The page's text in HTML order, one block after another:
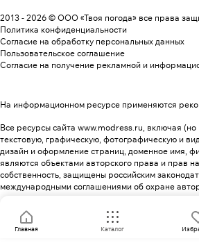
2013 - 2026 © ООО «Твоя погода» все права
Политика конфиденциальности
Согласие на обработку персональных данных
Пользовательское соглашение
Согласие на получение рекламной и
На информационном ресурсе применяются
Все ресурсы сайта www.modress.ru, включая (но
текстовую, графическую, фотографическую и
дизайн и оформление страниц, доменное имя,
являются объектами авторского права и прав
собственность, защищены российским
международными соглашениями об охране
Главная Каталог